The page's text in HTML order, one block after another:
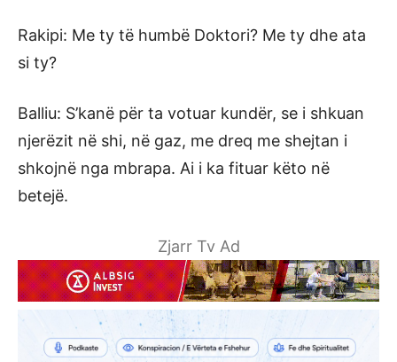
Rakipi: Me ty të humbë Doktori? Me ty dhe ata
si ty?
Balliu: S’kanë për ta votuar kundër, se i shkuan
njerëzit në shi, në gaz, me dreq me shejtan i
shkojnë nga mbrapa. Ai i ka fituar këto në
betejë.
Zjarr Tv Ad